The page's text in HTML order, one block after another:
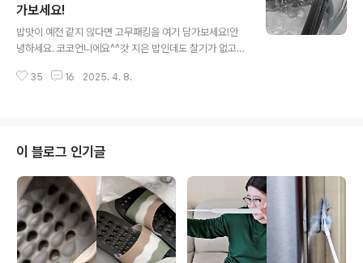
가락, 나무숟가락… 주방에서 자주 사용하는 도구들이죠?
그런데 생각보다 관리는 소홀하기 쉽더라고요. 조금만 신
경 쓰면 훨씬 위생적이고 오래 쓸 수 있는 나무 조리도구 관
무 조리도구는 일반 주방세제로 닦는건 피하는게 좋아요.
가보세요!
밥맛이 예전 같지 않다면 고무패킹을 여기 담가보세요!안
녕하세요. 코코언니에요^^갓 지은 밥인데도 찰기가 없고
가 싶기도 하고, 밥솥 문제인가 싶어서 일단 AS부터 신청
는건 둘째치고 묘한 냄새까지 난다면 분명 문제가 있는데
요. 고무패킹이 원인인 경우가 많다고 해요. 밥솥 내
부 뚜껑에 보면 고무패킹이 끼워져 있어요. 이 고무패킹
은 소모품이라서 주기적으로 교체해야 하는데요. 교체주기
가 되지 않았음에도 제 역할을 못하면 김이 새서 밥맛이 떨
어지는 경우도 생기더라고요. 그럴땐..
35 16 2025. 4. 8.
이 블로그 인기글